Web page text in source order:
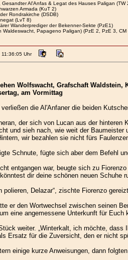
Al'Anfas & Legat des Hauses Paligan
Armada (KuT 2)
Rondrakirche (DSDB)
(LvT 8)
Wanderprediger der Bekenner-Sekte (PzE1)
Waldeswacht, Papageno Paligan) (PzE 2, PzE 3, CM
Uhr
Wolfswacht, Grafschaft Waldstein,
am Vormittag
verließen die Al'Anfaner die beiden
der sich von Lucan aus der
und sieh nach, wie weit der
wir bezahlen sie nicht fürs
Schnute, fügte sich aber dem Befehl
entgangen war, beugte sich zu
dir deine schönen neuen Schuhe
polieren, Delazar“, zischte Fiorenzo
er den Wortwechsel zwischen seinen
eine angemessene Unterkunft für Euch
weiter. „Winterkalt, ich möchte,
Ersatz für die Zuversicht, den er nicht
einige kurze Anweisungen, dann